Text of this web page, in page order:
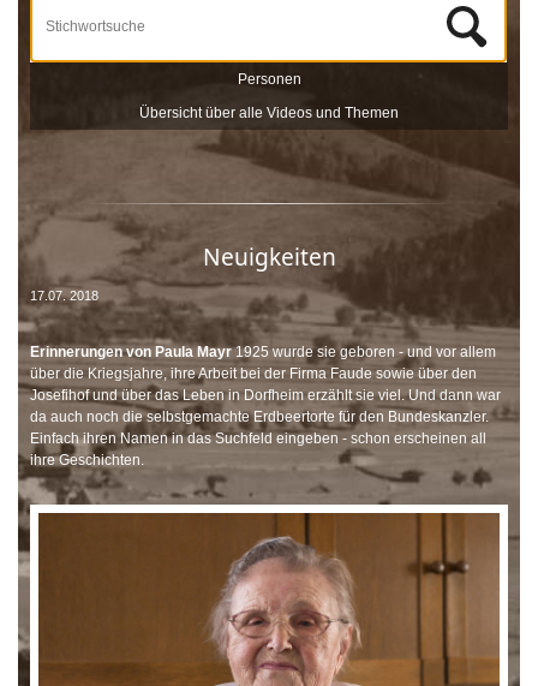
Personen
Übersicht über alle Videos und Themen
Neuigkeiten
17.07. 2018
Erinnerungen von Paula Mayr1925 wurde sie geboren - und vor allem
über die Kriegsjahre, ihre Arbeit bei der Firma Faude sowie über den
Josefihof und über das Leben in Dorfheim erzählt sie viel. Und dann war
da auch noch die selbstgemachte Erdbeertorte für den Bundeskanzler.
Einfach ihren Namen in das Suchfeld eingeben - schon erscheinen all
ihre Geschichten.